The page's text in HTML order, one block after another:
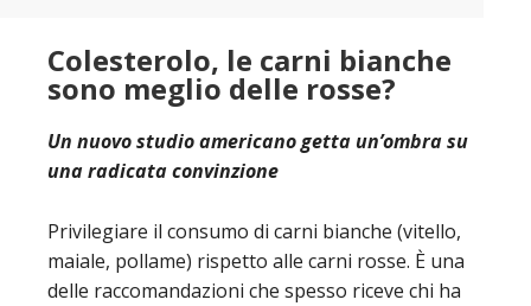
Colesterolo, le carni bianche
sono meglio delle rosse?
Un nuovo studio americano getta un’ombra su
una radicata convinzione
Privilegiare il consumo di carni bianche (vitello,
maiale, pollame) rispetto alle carni rosse. È una
delle raccomandazioni che spesso riceve chi ha